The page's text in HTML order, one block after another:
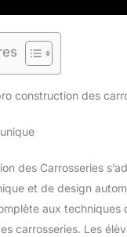
construction des
des Carrosseries
et de design
aux techniques
carrosseries. Les